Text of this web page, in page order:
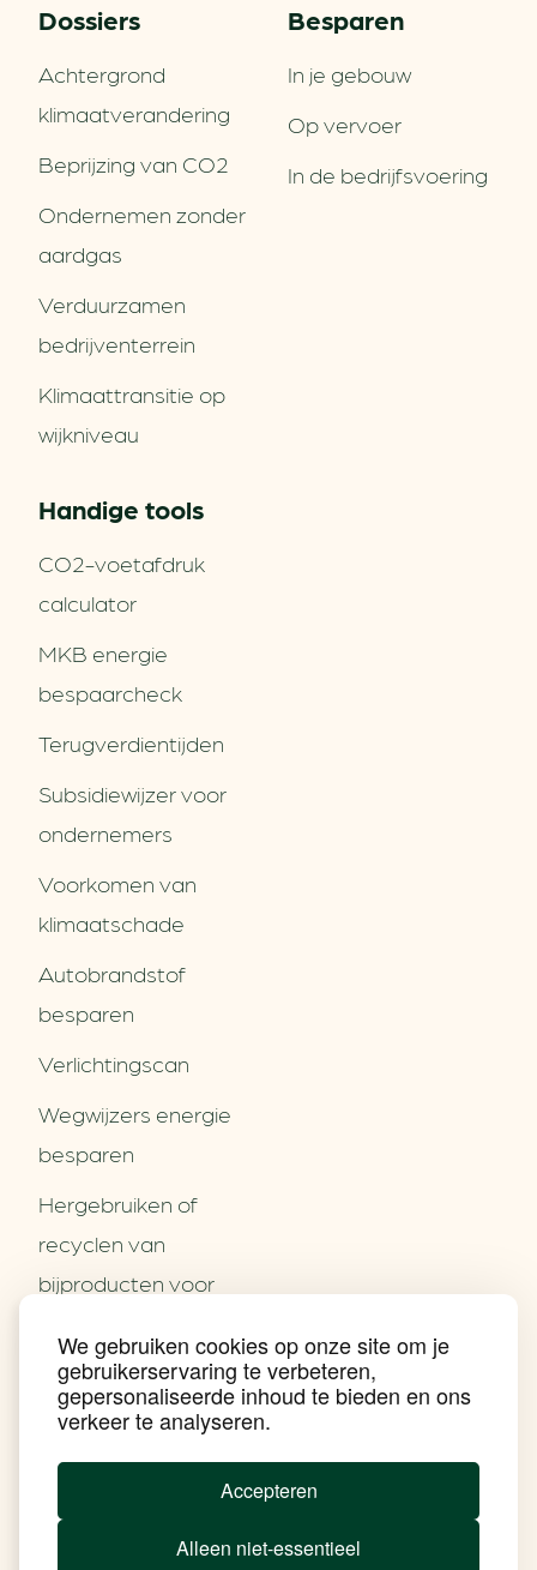
We gebruiken cookies op onze site om je
gebruikerservaring te verbeteren,
gepersonaliseerde inhoud te bieden en ons
verkeer te analyseren.
Accepteren
Alleen niet-essentieel
Partners
Contact
Nieuws
Praktijkverhalen
Events
Nieuwsbrief
Achtergrond klimaatverandering
Beprijzing van CO2
Verduurzamen bedrijventerrein
Dossiers
Achtergrond
klimaatverandering
Beprijzing van CO2
Ondernemen zonder
aardgas
Verduurzamen
bedrijventerrein
Klimaattransitie op
wijkniveau
Besparen
In je gebouw
Op vervoer
In de bedrijfsvoering
Handige tools
CO2-voetafdruk
calculator
MKB energie
bespaarcheck
Terugverdien­tijden
Subsidiewijzer voor
ondernemers
Voorkomen van
klimaatschade
Autobrandstof
besparen
Verlichtingscan
Wegwijzers energie
besparen
Hergebruiken of
recyclen van
bijproducten voor
Energie besparen op
uw PC